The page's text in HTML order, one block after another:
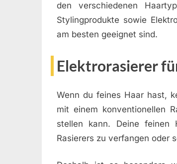
den verschiedenen
Stylingprodukte sowie
am besten geeignet sind.
Elektrorasierer
Wenn du feines Haar hast,
mit einem konventionellen
stellen kann. Deine feinen
Rasierers zu verfangen oder